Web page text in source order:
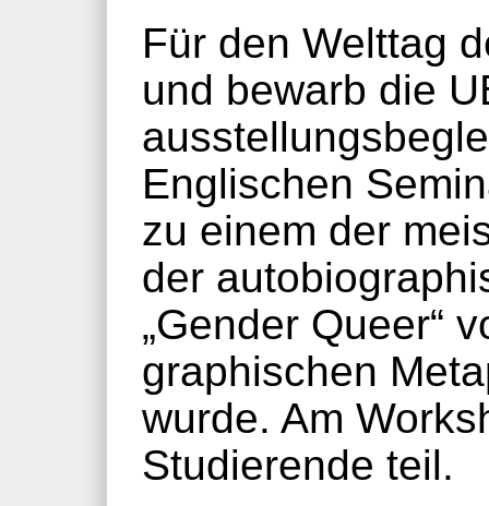
Für den Welttag
und bewarb die
Englischen
zu einem der
der
„Gender Queer“
graphischen
wurde. Am
Studierende teil.